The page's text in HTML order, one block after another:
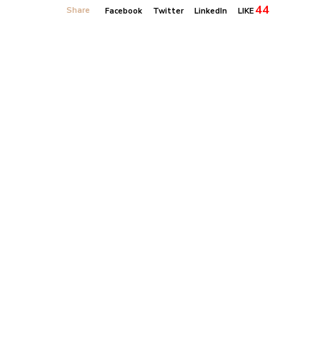
Share Facebook Twitter LinkedIn LIKE 44